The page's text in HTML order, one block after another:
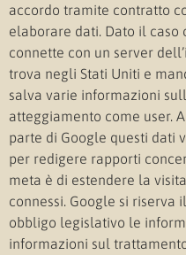
accordo tramite contratto
elaborare dati. Dato il caso
connette con un server
trova negli Stati Uniti e
salva varie informazioni
atteggiamento come user.
parte di Google questi dati
per redigere rapporti
meta è di estendere la
connessi. Google si riserva
obbligo legislativo le
informazioni sul